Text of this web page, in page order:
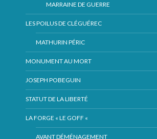
MARRAINE DE GUERRE
LES POILUS DE CLÉGUÉREC
MATHURIN PÉRIC
MONUMENT AU MORT
JOSEPH POBEGUIN
STATUT DE LA LIBERTÉ
LA FORGE « LE GOFF «
AVANT DÉMÉNAGEMENT